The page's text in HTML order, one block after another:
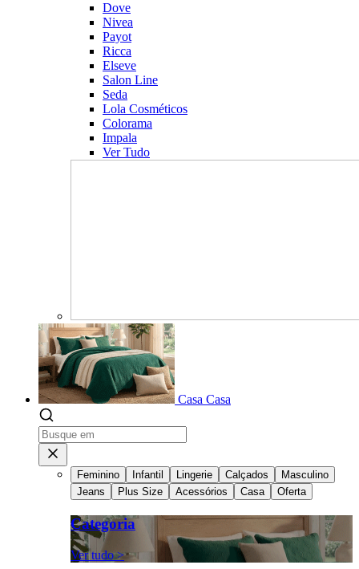
Dove
Nivea
Payot
Ricca
Elseve
Salon Line
Seda
Lola Cosméticos
Colorama
Impala
Ver Tudo
Casa Casa
Feminino Infantil Lingerie Calçados
Masculino
Jeans
Plus Size Acessórios Casa Oferta
Categoria
Ver tudo >